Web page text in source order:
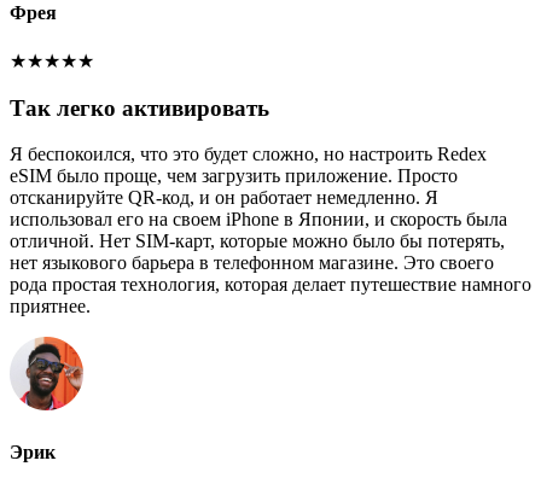
Фрея
★★★★★
Так легко активировать
Я беспокоился, что это будет сложно, но настроить Redex
eSIM было проще, чем загрузить приложение. Просто
отсканируйте QR-код, и он работает немедленно. Я
использовал его на своем iPhone в Японии, и скорость была
отличной. Нет SIM-карт, которые можно было бы потерять,
нет языкового барьера в телефонном магазине. Это своего
рода простая технология, которая делает путешествие намного
приятнее.
Эрик